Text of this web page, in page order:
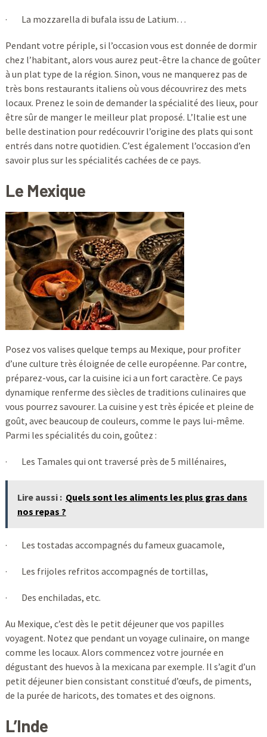
· La mozzarella di bufala issu de Latium…
Pendant votre périple, si l’occasion vous est donnée de dormir
chez l’habitant, alors vous aurez peut-être la chance de goûter
à un plat type de la région. Sinon, vous ne manquerez pas de
très bons restaurants italiens où vous découvrirez des mets
locaux. Prenez le soin de demander la spécialité des lieux, pour
être sûr de manger le meilleur plat proposé. L’Italie est une
belle destination pour redécouvrir l’origine des plats qui sont
entrés dans notre quotidien. C’est également l’occasion d’en
savoir plus sur les spécialités cachées de ce pays.
Le Mexique
Posez vos valises quelque temps au Mexique, pour profiter
d’une culture très éloignée de celle européenne. Par contre,
préparez-vous, car la cuisine ici a un fort caractère. Ce pays
dynamique renferme des siècles de traditions culinaires que
vous pourrez savourer. La cuisine y est très épicée et pleine de
goût, avec beaucoup de couleurs, comme le pays lui-même.
Parmi les spécialités du coin, goûtez :
· Les Tamales qui ont traversé près de 5 millénaires,
Lire aussi : Quels sont les aliments les plus gras dans
nos repas ?
· Les tostadas accompagnés du fameux guacamole,
· Les frijoles refritos accompagnés de tortillas,
· Des enchiladas, etc.
Au Mexique, c’est dès le petit déjeuner que vos papilles
voyagent. Notez que pendant un voyage culinaire, on mange
comme les locaux. Alors commencez votre journée en
dégustant des huevos à la mexicana par exemple. Il s’agit d’un
petit déjeuner bien consistant constitué d’œufs, de piments,
de la purée de haricots, des tomates et des oignons.
L’Inde